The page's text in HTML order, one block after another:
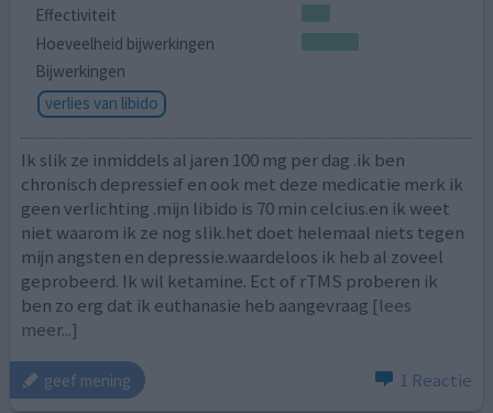
Effectiviteit
Hoeveelheid bijwerkingen
Bijwerkingen
verlies van libido
Ik slik ze inmiddels al jaren 100 mg per dag .ik ben
chronisch depressief en ook met deze medicatie merk ik
geen verlichting .mijn libido is 70 min celcius.en ik weet
niet waarom ik ze nog slik.het doet helemaal niets tegen
mijn angsten en depressie.waardeloos ik heb al zoveel
geprobeerd. Ik wil ketamine. Ect of rTMS proberen ik
ben zo erg dat ik euthanasie heb aangevraag [lees
meer...]
geef mening 1 Reactie